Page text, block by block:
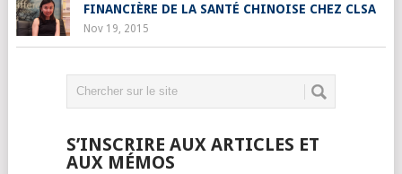
FINANCIÈRE DE LA SANTÉ CHINOISE CHEZ CLSA
Nov 19, 2015
S’INSCRIRE AUX ARTICLES ET
AUX MÉMOS